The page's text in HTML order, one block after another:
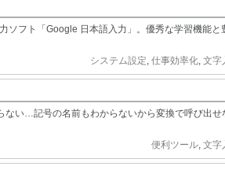
ソフト「Google 日本語入力」。優秀な学習機能と
システム設定, 仕事効率化, 文字
ない…記号の名前もわからないから変換で呼び出せ
便利ツール, 文字